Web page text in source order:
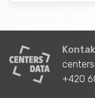
+420